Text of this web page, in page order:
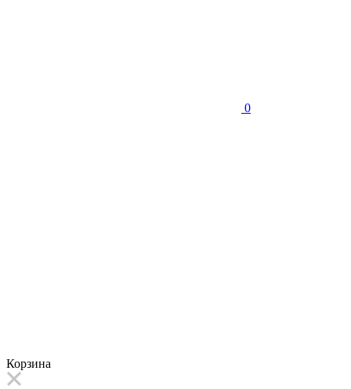
0
Корзина